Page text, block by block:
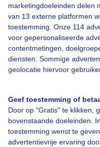
marketingdoeleinden delen
van 13 externe platformen
toestemming. Onze 114
voor gepersonaliseerde
contentmetingen,
diensten. Sommige
geolocatie hiervoor
Geef toestemming of
Door op "Gratis" te klikken,
bovenstaande doeleinden.
toestemming wenst te
advertentievrije ervaring
Over Buienradar
Bedrijfsgegevens
Contact
Toegankelijkheid
Gebruikersvoorwaarden